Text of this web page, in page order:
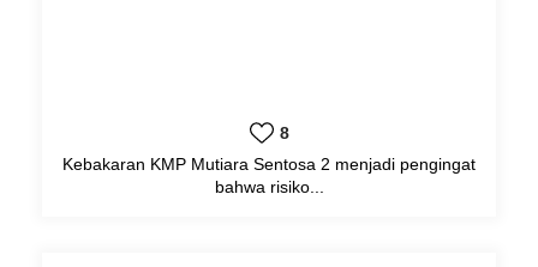
8
Kebakaran KMP Mutiara Sentosa 2 menjadi pengingat
bahwa risiko...